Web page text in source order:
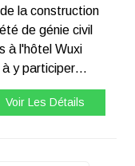
la construction
de génie civil
à l'hôtel Wuxi
à y participer…
Voir Les Détails